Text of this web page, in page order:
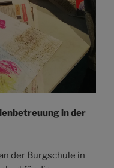
in der
der Burgschule in